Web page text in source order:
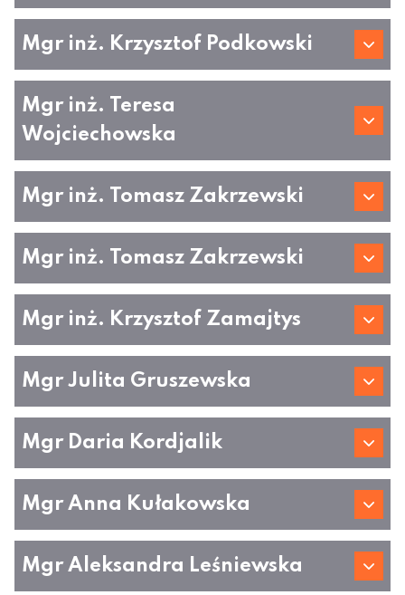
Mgr inż. Krzysztof Podkowski
Mgr inż. Teresa
Wojciechowska
Mgr inż. Tomasz Zakrzewski
Mgr inż. Tomasz Zakrzewski
Mgr inż. Krzysztof Zamajtys
Mgr Julita Gruszewska
Mgr Daria Kordjalik
Mgr Anna Kułakowska
Mgr Aleksandra Leśniewska